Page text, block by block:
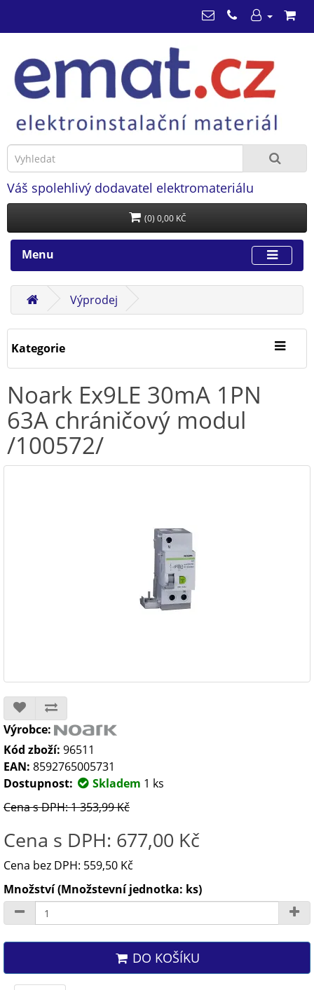
Váš spolehlivý dodavatel elektromateriálu
(0) 0,00 KČ
Menu
Výprodej
Kategorie
Noark Ex9LE 30mA 1PN
63A chráničový modul
/100572/
Výrobce:
Kód zboží: 96511
EAN: 8592765005731
Dostupnost:
Skladem 1 ks
Cena s DPH: 1 353,99 Kč
Cena s DPH: 677,00 Kč
Cena bez DPH: 559,50 Kč
Množství (Množstevní jednotka: ks)
DO KOŠÍKU